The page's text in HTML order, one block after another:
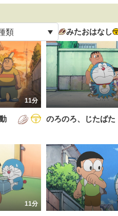
類
ャル
みたおはなし
11分
のろのろ、じたばた
11分